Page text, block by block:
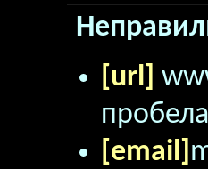
[url]
[email]